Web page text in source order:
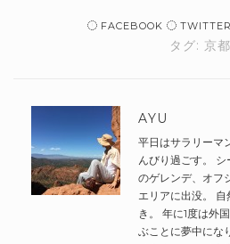
FACEBOOK TWITTER
タグ: 京都
AYU
平日はサラリーマ
んびり過ごす。
のゲレンデ、オフ
エリアに出没。
き。 年に1度は外
ぶことに夢中にな